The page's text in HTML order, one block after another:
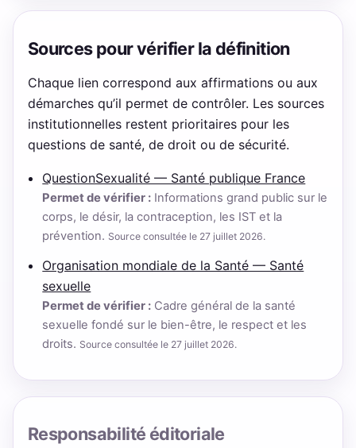
Sources pour vérifier la définition
Chaque lien correspond aux affirmations ou aux
démarches qu’il permet de contrôler. Les sources
institutionnelles restent prioritaires pour les
questions de santé, de droit ou de sécurité.
QuestionSexualité — Santé publique France
Permet de vérifier : Informations grand public sur le
corps, le désir, la contraception, les IST et la
prévention. Source consultée le 27 juillet 2026.
Organisation mondiale de la Santé — Santé
sexuelle
Permet de vérifier : Cadre général de la santé
sexuelle fondé sur le bien-être, le respect et les
droits. Source consultée le 27 juillet 2026.
Responsabilité éditoriale